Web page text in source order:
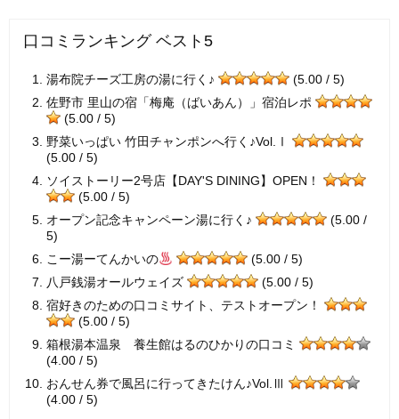
口コミランキング ベスト5
湯布院チーズ工房の湯に行く♪
(5.00 / 5)
佐野市 里山の宿「梅庵（ばいあん）」宿泊レポ
(5.00 / 5)
野菜いっぱい 竹田チャンポンへ行く♪Vol.Ⅰ
(5.00 / 5)
ソイストーリー2号店【DAY'S DINING】OPEN！
(5.00 / 5)
オープン記念キャンペーン湯に行く♪
(5.00 /
5)
こー湯ーてんかいの
(5.00 / 5)
八戸銭湯オールウェイズ
(5.00 / 5)
宿好きのための口コミサイト、テストオープン！
(5.00 / 5)
箱根湯本温泉 養生館はるのひかりの口コミ
(4.00 / 5)
おんせん券で風呂に行ってきたけん♪Vol.Ⅲ
(4.00 / 5)